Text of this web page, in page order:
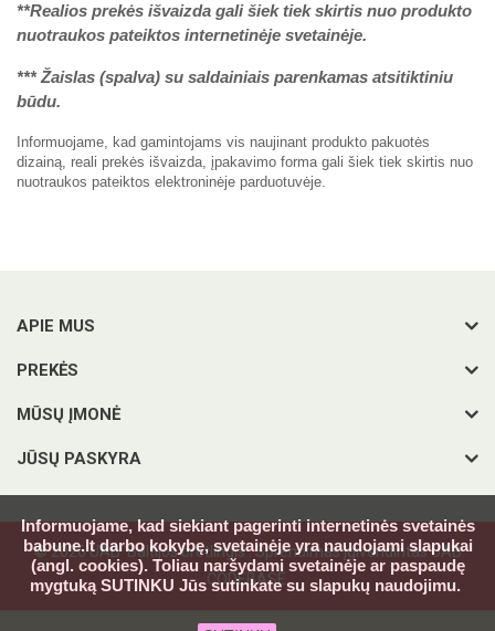
**Realios prekės išvaizda gali šiek tiek skirtis nuo produkto
nuotraukos pateiktos internetinėje svetainėje.
*** Žaislas (spalva) su saldainiais parenkamas atsitiktiniu
būdu.
Informuojame, kad gamintojams vis naujinant produkto pakuotės
dizainą, reali prekės išvaizda, įpakavimo forma gali šiek tiek skirtis nuo
nuotraukos pateiktos elektroninėje parduotuvėje.
APIE MUS
PREKĖS
MŪSŲ ĮMONĖ
JŪSŲ PASKYRA
Informuojame, kad siekiant pagerinti internetinės svetainės
babune.lt darbo kokybę, svetainėje yra naudojami slapukai
(angl. cookies). Toliau naršydami svetainėje ar paspaudę
mygtuką SUTINKU Jūs sutinkate su slapukų naudojimu.
© 2026 UAB 'Baltijos bretlingis'. Sprendimas įgivendintas UAB
CODEBASE.